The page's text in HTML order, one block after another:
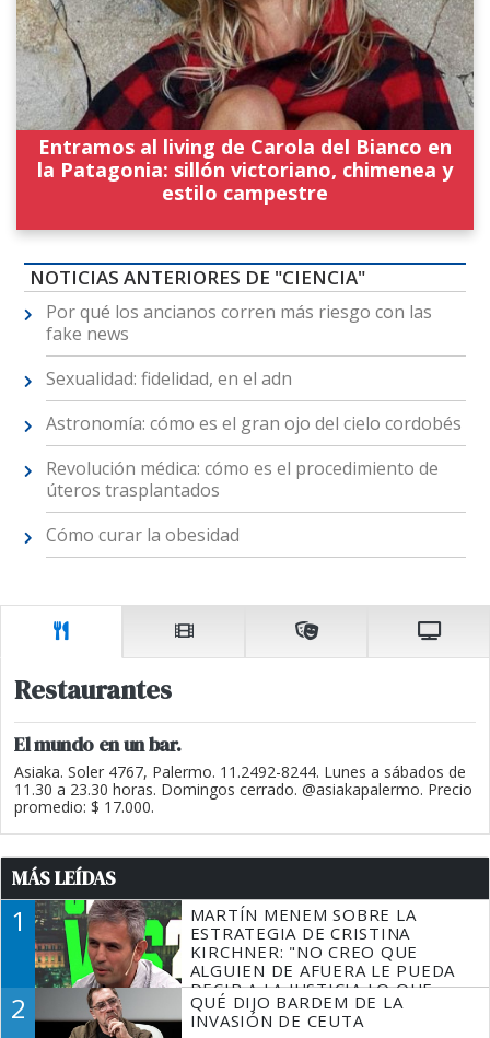
Entramos al living de Carola del Bianco en
la Patagonia: sillón victoriano, chimenea y
estilo campestre
NOTICIAS ANTERIORES DE "CIENCIA"
Por qué los ancianos corren más riesgo con las
fake news
Sexualidad: fidelidad, en el adn
Astronomía: cómo es el gran ojo del cielo cordobés
Revolución médica: cómo es el procedimiento de
úteros trasplantados
Cómo curar la obesidad
Restaurantes
El mundo en un bar.
Asiaka. Soler 4767, Palermo. 11.2492-8244. Lunes a sábados de
11.30 a 23.30 horas. Domingos cerrado. @asiakapalermo. Precio
promedio: $ 17.000.
MÁS LEÍDAS
1
MARTÍN MENEM SOBRE LA
ESTRATEGIA DE CRISTINA
KIRCHNER: "NO CREO QUE
ALGUIEN DE AFUERA LE PUEDA
DECIR A LA JUSTICIA LO QUE
TIENE QUE HACER"
2
QUÉ DIJO BARDEM DE LA
INVASIÓN DE CEUTA